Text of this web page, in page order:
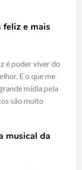
feliz e mais
é poder viver do
E o que me
mídia pela
são muito
musical da